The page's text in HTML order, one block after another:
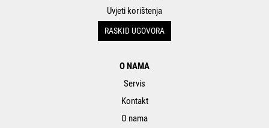
Uvjeti korištenja
RASKID UGOVORA
O NAMA
Servis
Kontakt
O nama